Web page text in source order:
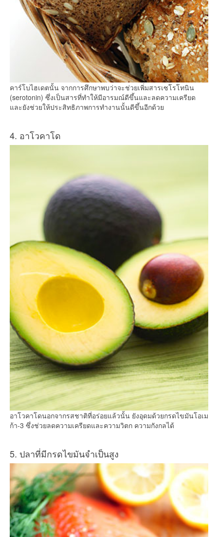
คาร์โบไฮเดตนั้น จากการศึกษาพบว่าจะช่วยเพิ่มสารเซโรโทนิน
(serotonin) ซึ่งเป็นสารที่ทำให้มีอารมณ์ดีขึ้นและลดความเครียด
และยังช่วยให้ประสิทธิภาพการทำงานนั้นดีขึ้นอีกด้วย
4. อาโวคาโด
อาโวคาโดนอกจากรสชาติที่อร่อยแล้วนั้น ยังอุดมด้วยกรดไขมันโอเม
ก้า-3 ซึ่งช่วยลดความเครียดและความวิตก ความกังกลได้
5. ปลาที่มีกรดไขมันจำเป็นสูง